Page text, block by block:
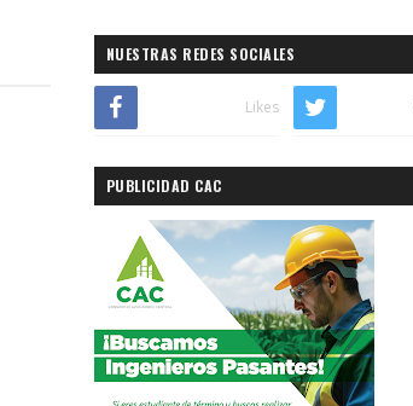
NUESTRAS REDES SOCIALES
Likes
PUBLICIDAD CAC